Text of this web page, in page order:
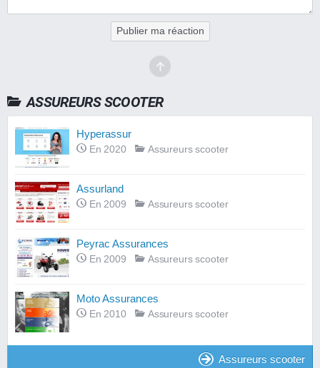
Publier ma réaction
ASSUREURS SCOOTER
Hyperassur
En 2020 Assureurs scooter
Assurland
En 2009 Assureurs scooter
Peyrac Assurances
En 2009 Assureurs scooter
Moto Assurances
En 2010 Assureurs scooter
Assureurs scooter